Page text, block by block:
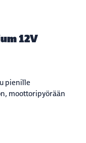
12V
pienille
moottoripyörään